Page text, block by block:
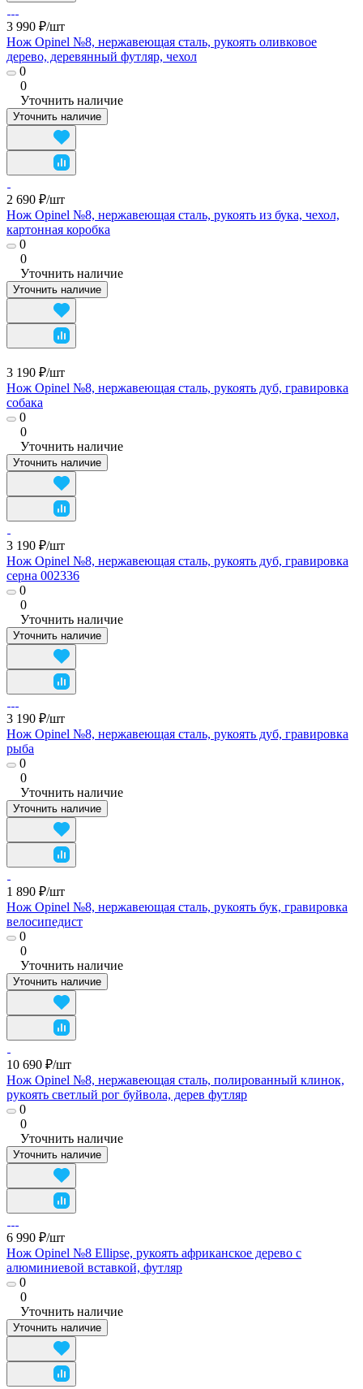
3 990 ₽/шт
Нож Opinel №8, нержавеющая сталь, рукоять оливковое
дерево, деревянный футляр, чехол
0
0
Уточнить наличие
Уточнить наличие
2 690 ₽/шт
Нож Opinel №8, нержавеющая сталь, рукоять из бука, чехол,
картонная коробка
0
0
Уточнить наличие
Уточнить наличие
3 190 ₽/шт
Нож Opinel №8, нержавеющая сталь, рукоять дуб, гравировка
собака
0
0
Уточнить наличие
Уточнить наличие
3 190 ₽/шт
Нож Opinel №8, нержавеющая сталь, рукоять дуб, гравировка
серна 002336
0
0
Уточнить наличие
Уточнить наличие
3 190 ₽/шт
Нож Opinel №8, нержавеющая сталь, рукоять дуб, гравировка
рыба
0
0
Уточнить наличие
Уточнить наличие
1 890 ₽/шт
Нож Opinel №8, нержавеющая сталь, рукоять бук, гравировка
велосипедист
0
0
Уточнить наличие
Уточнить наличие
10 690 ₽/шт
Нож Opinel №8, нержавеющая сталь, полированный клинок,
рукоять светлый рог буйвола, дерев футляр
0
0
Уточнить наличие
Уточнить наличие
6 990 ₽/шт
Нож Opinel №8 Ellipse, рукоять африканское дерево с
алюминиевой вставкой, футляр
0
0
Уточнить наличие
Уточнить наличие